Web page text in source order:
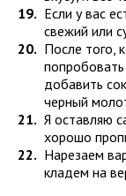
Если у вас
свежий или
После того,
добавить
черный
Я оставляю
хорошо
Нарезаем
кладем на